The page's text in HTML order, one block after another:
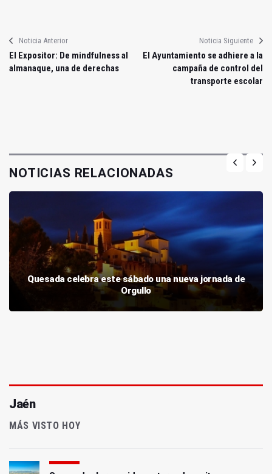
Noticia Anterior
El Expositor: De mindfulness al
almanaque, una de derechas
Noticia Siguiente
El Ayuntamiento se adhiere a la
campaña de control del
transporte escolar
NOTICIAS RELACIONADAS
Quesada celebra este sábado una nueva jornada de
Orgullo
Jaén
MÁS VISTO HOY